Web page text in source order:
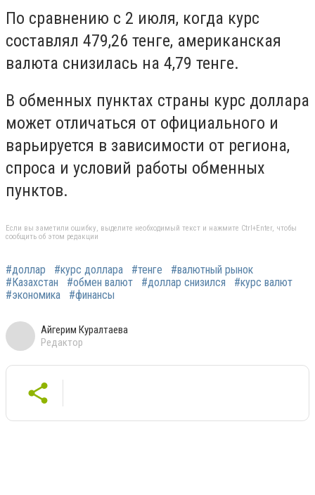
По сравнению с 2 июля, когда курс
составлял 479,26 тенге, американская
валюта снизилась на 4,79 тенге.
В обменных пунктах страны курс доллара
может отличаться от официального и
варьируется в зависимости от региона,
спроса и условий работы обменных
пунктов.
Если вы заметили ошибку, выделите необходимый текст и нажмите Ctrl+Enter, чтобы
сообщить об этом редакции
#доллар #курс доллара #тенге
#валютный рынок
#Казахстан
#обмен валют #доллар снизился
#курс валют
#экономика
#финансы
Айгерим Куралтаева
Редактор